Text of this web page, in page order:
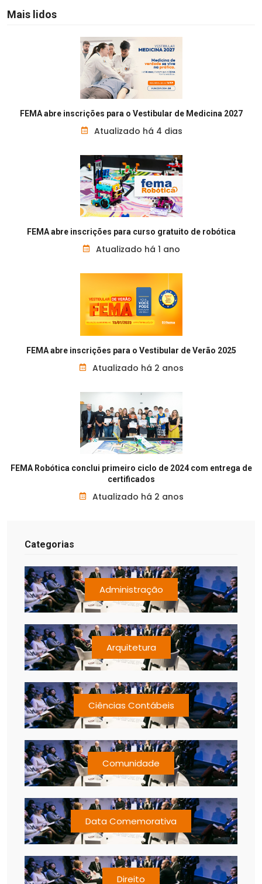
Mais lidos
FEMA abre inscrições para o Vestibular de Medicina 2027
Atualizado há 4 dias
FEMA abre inscrições para curso gratuito de robótica
Atualizado há 1 ano
FEMA abre inscrições para o Vestibular de Verão 2025
Atualizado há 2 anos
FEMA Robótica conclui primeiro ciclo de 2024 com entrega de
certificados
Atualizado há 2 anos
Categorias
Administração
Arquitetura
Ciências Contábeis
Comunidade
Data Comemorativa
Direito